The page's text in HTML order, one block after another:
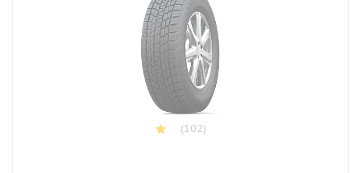
(102)